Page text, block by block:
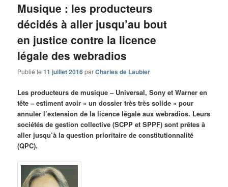
Musique : les producteurs
décidés à aller jusqu’au bout
en justice contre la licence
légale des webradios
Publié le11 juillet 2016parCharles de Laubier
Les producteurs de musique – Universal, Sony et Warner en
tête – estiment avoir « un dossier très très solide » pour
annuler l’extension de la licence légale aux webradios. Leurs
sociétés de gestion collective (SCPP et SPPF) sont prêtes à
aller jusqu’à la question prioritaire de constitutionnalité
(QPC).